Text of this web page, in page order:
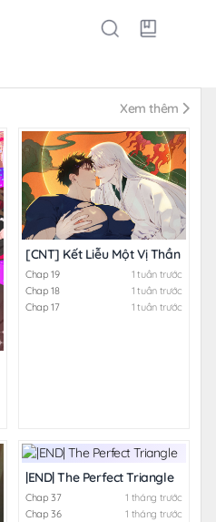
Xem thêm
[CNT] Kết Liễu Một Vị Thần
Chap 19
1 tuần trước
Chap 18
1 tuần trước
Chap 17
1 tuần trước
|END| The Perfect Triangle
Chap 37
1 tháng trước
Chap 36
1 tháng trước